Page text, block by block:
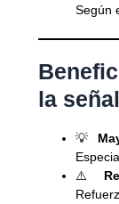
Según
la
💡
⚠️